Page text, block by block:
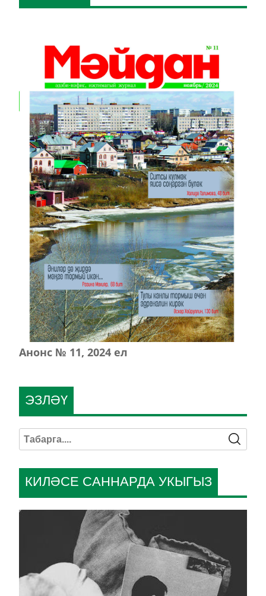
Анонс № 11, 2024 ел
КИЛӘСЕ САННАРДА УКЫГЫЗ
ЭЗЛӘҮ